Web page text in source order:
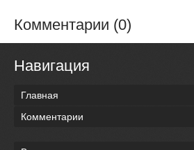
Комментарии (0)
Навигация
Главная
Комментарии